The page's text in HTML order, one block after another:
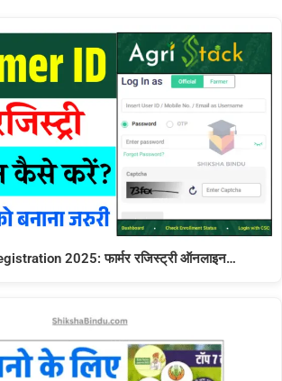
2025: फार्मर रजिस्ट्री ऑनलाइन…